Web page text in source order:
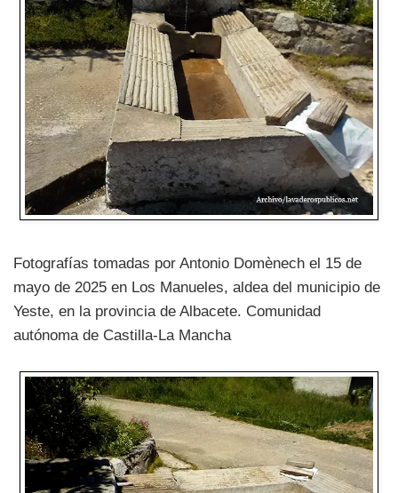
Fotografías tomadas por Antonio Domènech el 15 de
mayo de 2025 en Los Manueles, aldea del municipio de
Yeste, en la provincia de Albacete. Comunidad
autónoma de Castilla-La Mancha